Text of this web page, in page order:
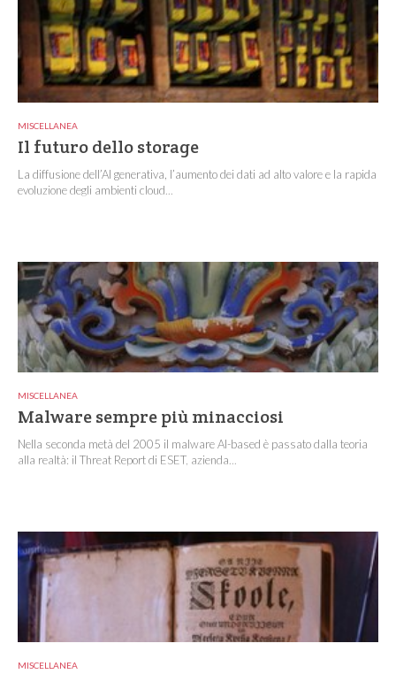
MISCELLANEA
Il futuro dello storage
La diffusione dell’AI generativa, l’aumento dei dati ad alto valore e la rapida
evoluzione degli ambienti cloud...
MISCELLANEA
Malware sempre più minacciosi
Nella seconda metà del 2005 il malware AI-based è passato dalla teoria
alla realtà: il Threat Report di ESET, azienda...
MISCELLANEA